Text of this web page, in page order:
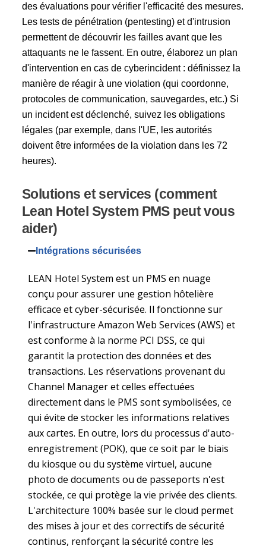
des évaluations pour vérifier l'efficacité des mesures.
Les tests de pénétration (pentesting) et d'intrusion
permettent de découvrir les failles avant que les
attaquants ne le fassent. En outre, élaborez un plan
d'intervention en cas de cyberincident : définissez la
manière de réagir à une violation (qui coordonne,
protocoles de communication, sauvegardes, etc.) Si
un incident est déclenché, suivez les obligations
légales (par exemple, dans l'UE, les autorités
doivent être informées de la violation dans les 72
heures).
Solutions et services (comment
Lean Hotel System PMS peut vous
aider)
Intégrations sécurisées
LEAN Hotel System est un PMS en nuage
conçu pour assurer une gestion hôtelière
efficace et cyber-sécurisée. Il fonctionne sur
l'infrastructure Amazon Web Services (AWS) et
est conforme à la norme PCI DSS, ce qui
garantit la protection des données et des
transactions. Les réservations provenant du
Channel Manager et celles effectuées
directement dans le PMS sont symbolisées, ce
qui évite de stocker les informations relatives
aux cartes. En outre, lors du processus d'auto-
enregistrement (POK), que ce soit par le biais
du kiosque ou du système virtuel, aucune
photo de documents ou de passeports n'est
stockée, ce qui protège la vie privée des clients.
L'architecture 100% basée sur le cloud permet
des mises à jour et des correctifs de sécurité
continus, renforçant la sécurité contre les